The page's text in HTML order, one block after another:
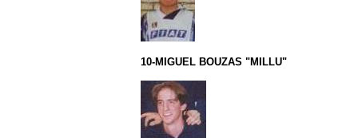
10-MIGUEL BOUZAS "MILLU"